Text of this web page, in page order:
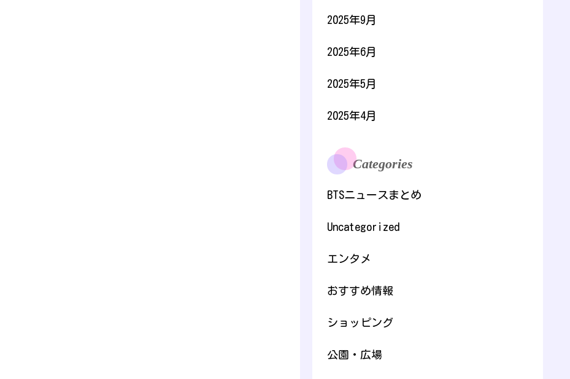
2025年9月
2025年6月
2025年5月
2025年4月
Categories
BTSニュースまとめ
Uncategorized
エンタメ
おすすめ情報
ショッピング
公園・広場